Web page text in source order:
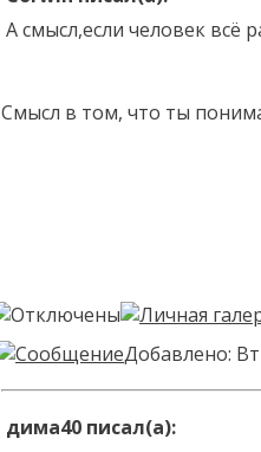
А смысл,если человек всё
Смысл в том, что ты
Добавлено:
дима40 писал(а):